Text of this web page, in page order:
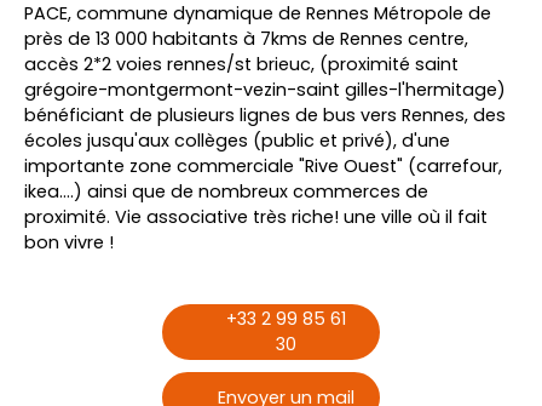
PACE, commune dynamique de Rennes Métropole de
près de 13 000 habitants à 7kms de Rennes centre,
accès 2*2 voies rennes/st brieuc, (proximité saint
grégoire-montgermont-vezin-saint gilles-l'hermitage)
bénéficiant de plusieurs lignes de bus vers Rennes, des
écoles jusqu'aux collèges (public et privé), d'une
importante zone commerciale "Rive Ouest" (carrefour,
ikea....) ainsi que de nombreux commerces de
proximité. Vie associative très riche! une ville où il fait
bon vivre !
+33 2 99 85 61
30
Envoyer un mail